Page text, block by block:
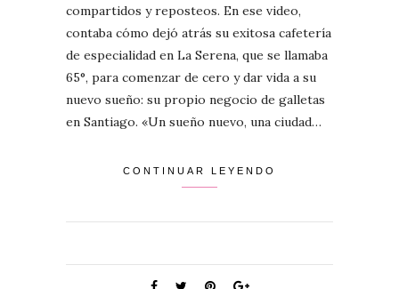
compartidos y reposteos. En ese video,
contaba cómo dejó atrás su exitosa cafetería
de especialidad en La Serena, que se llamaba
65°, para comenzar de cero y dar vida a su
nuevo sueño: su propio negocio de galletas
en Santiago. «Un sueño nuevo, una ciudad…
CONTINUAR LEYENDO